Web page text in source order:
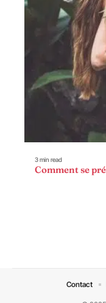
3 min read
Comment se
Contact